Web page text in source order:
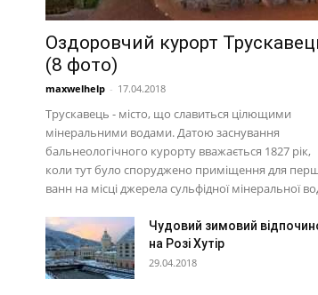
Оздоровчий курорт
(8 фото)
maxwelhelp - 17.04.2018
Трускавець - місто, що славиться цілющими
мінеральними водами. Датою заснування
бальнеологічного курорту вважається 1827 рік,
коли тут було споруджено приміщення для
ванн на місці джерела сульфідної мінеральної
Чудовий зимовий
на Розі Хутір
29.04.2018